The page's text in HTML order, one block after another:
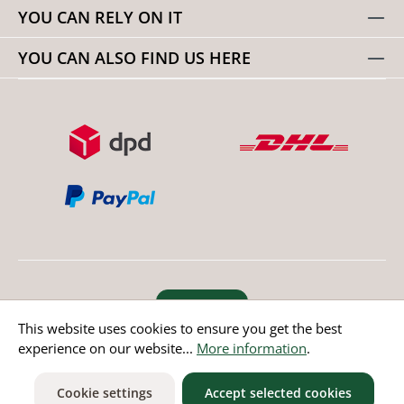
AnpassungLeichtes Gewicht für maximalen
TragekomfortNullsprengung – die Sohle ist durchgehend
gleich dick für eine natürliche
FußstellungMaterial:Obermaterial: 60 % Oxford, 20 % PU,
YOU CAN RELY ON IT
YOU CAN ALSO FIND US HERE
Revoke order
* All prices incl. value added tax except non EU countries
This website uses cookies to ensure you get the best
experience on our website... More information.
Cookie settings Accept selected cookies